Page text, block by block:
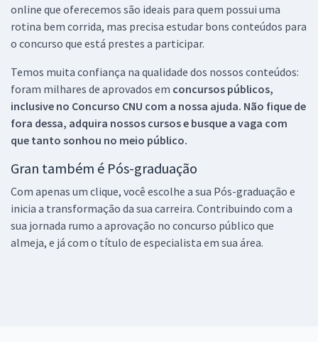
online que oferecemos são ideais para quem possui uma
rotina bem corrida, mas precisa estudar bons conteúdos para
o concurso que está prestes a participar.
Temos muita confiança na qualidade dos nossos conteúdos:
foram milhares de aprovados em concursos públicos,
inclusive no Concurso CNU com a nossa ajuda. Não fique de
fora dessa, adquira nossos cursos e busque a vaga com
que tanto sonhou no meio público.
Gran também é Pós-graduação
Com apenas um clique, você escolhe a sua Pós-graduação e
inicia a transformação da sua carreira. Contribuindo com a
sua jornada rumo a aprovação no concurso público que
almeja, e já com o título de especialista em sua área.